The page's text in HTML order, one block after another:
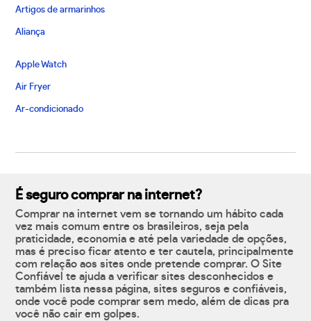
Artigos de armarinhos
Aliança
Apple Watch
Air Fryer
Ar-condicionado
É seguro comprar na internet?
Comprar na internet vem se tornando um hábito cada
vez mais comum entre os brasileiros, seja pela
praticidade, economia e até pela variedade de opções,
mas é preciso ficar atento e ter cautela, principalmente
com relação aos sites onde pretende comprar. O Site
Confiável te ajuda a verificar sites desconhecidos e
também lista nessa página, sites seguros e confiáveis,
onde você pode comprar sem medo, além de dicas pra
você não cair em golpes.